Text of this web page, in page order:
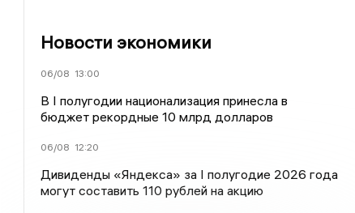
Новости экономики
06/08 13:00
В I полугодии национализация принесла в
бюджет рекордные 10 млрд долларов
06/08 12:20
Дивиденды «Яндекса» за I полугодие 2026 года
могут составить 110 рублей на акцию